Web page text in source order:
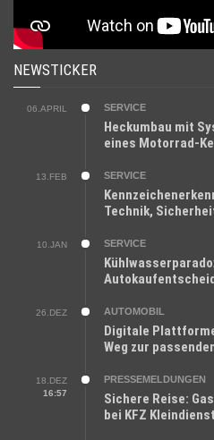
NEWSTICKER
06.APRIL SERVICE
Heckumbau mit
eines Motorrad-
13.FEB SERVICE
Technik,
10.JAN SERVICE
26.DEZ AUTOMOBIL
Digitale
Weg zur
18.DEZ
16:57
PRESSEMELDUNGEN
Sichere Reise:
bei KFZ Kleindienst